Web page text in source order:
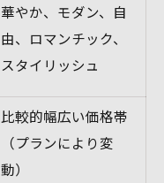
華やか、モダン、自
由、ロマンチック、
スタイリッシュ
比較的幅広い価格帯
（プランにより変
動）